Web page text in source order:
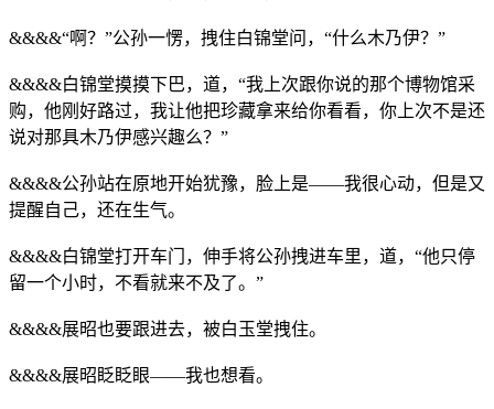
&&&&“啊？”公孙一愣，拽住白锦堂问，“什么木乃伊？”
&&&&白锦堂摸摸下巴，道，“我上次跟你说的那个博物馆采
购，他刚好路过，我让他把珍藏拿来给你看看，你上次不是还
说对那具木乃伊感兴趣么？”
&&&&公孙站在原地开始犹豫，脸上是——我很心动，但是又
提醒自己，还在生气。
&&&&白锦堂打开车门，伸手将公孙拽进车里，道，“他只停
留一个小时，不看就来不及了。”
&&&&展昭也要跟进去，被白玉堂拽住。
&&&&展昭眨眨眼——我也想看。